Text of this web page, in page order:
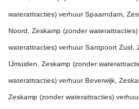
waterattracties) verhuur Spaarndam,
Noord, Zeskamp (zonder
waterattracties) verhuur Santpoort Zuid,
IJmuiden, Zeskamp (zonder
waterattracties) verhuur Beverwijk,
Zeskamp (zonder waterattracties)